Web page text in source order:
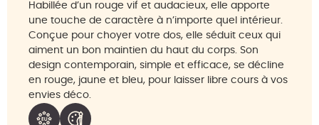
Habillée d’un rouge vif et audacieux, elle apporte
une touche de caractère à n’importe quel intérieur.
Conçue pour choyer votre dos, elle séduit ceux qui
aiment un bon maintien du haut du corps. Son
design contemporain, simple et efficace, se décline
en rouge, jaune et bleu, pour laisser libre cours à vos
envies déco.